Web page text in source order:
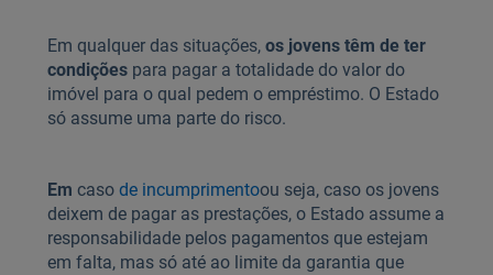
Em qualquer das situações, os jovens têm de ter
condiçõespara pagar a totalidade do valor do
imóvel para o qual pedem o empréstimo. O Estado
só assume uma parte do risco.
Em caso de incumprimentoou seja, caso os jovens
deixem de pagar as prestações, o Estado assume a
responsabilidade pelos pagamentos que estejam
em falta, mas só até ao limite da garantia que